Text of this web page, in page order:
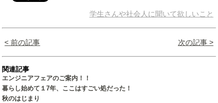
学生さんや社会人に聞いて欲しいこと
< 前の記事 次の記事 >
関連記事
エンジニアフェアのご案内！！
暮らし始めて１7年、ここはすごい処だった！
秋のはじまり